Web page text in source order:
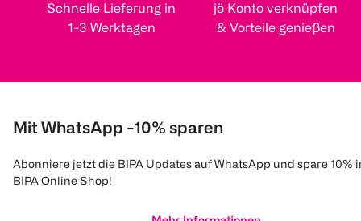
Schnelle Lieferung in
1-3 Werktagen
jö Konto verknüpfen
& Vorteile genießen
Mit WhatsApp -10% sparen
Abonniere jetzt die BIPA Updates auf WhatsApp und spare 10%
BIPA Online Shop!